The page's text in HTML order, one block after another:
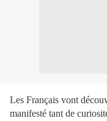
Les Français vont
manifesté tant de